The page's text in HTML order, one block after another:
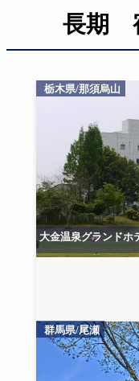
長期
栃木県/那須烏山
大金温泉グランドホ
群馬県/尾瀬